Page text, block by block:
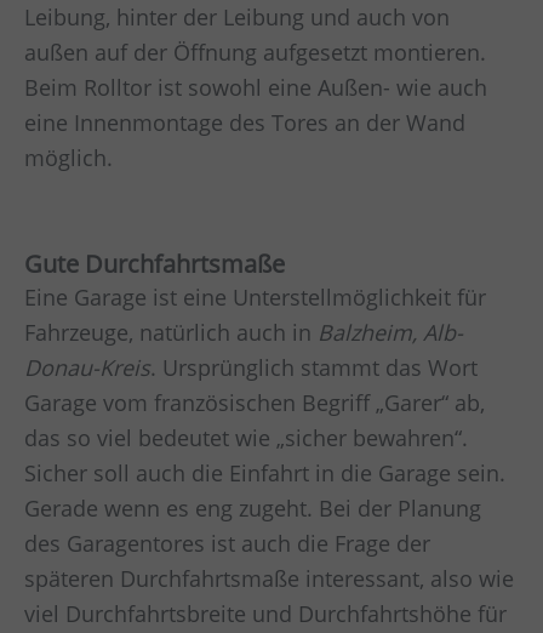
Leibung, hinter der Leibung und auch von
außen auf der Öffnung aufgesetzt montieren.
Beim Rolltor ist sowohl eine Außen- wie auch
eine Innenmontage des Tores an der Wand
möglich.
Gute Durchfahrtsmaße
Eine Garage ist eine Unterstellmöglichkeit für
Fahrzeuge, natürlich auch in Balzheim, Alb-
Donau-Kreis. Ursprünglich stammt das Wort
Garage vom französischen Begriff „Garer“ ab,
das so viel bedeutet wie „sicher bewahren“.
Sicher soll auch die Einfahrt in die Garage sein.
Gerade wenn es eng zugeht. Bei der Planung
des Garagentores ist auch die Frage der
späteren Durchfahrtsmaße interessant, also wie
viel Durchfahrtsbreite und Durchfahrtshöhe für